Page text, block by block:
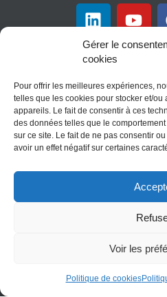
Gérer le
cookies
Pour offrir les meilleures expériences,
telles que les cookies pour stocker et/
appareils. Le fait de consentir à ces
des données telles que le
sur ce site. Le fait de ne pas consentir
avoir un effet négatif sur certaines
Voir les
Politique de cookies
L
i
n
k
e
d
i
n
Y
o
u
u
b
e
Conditions
de la Communauté de lecteurs